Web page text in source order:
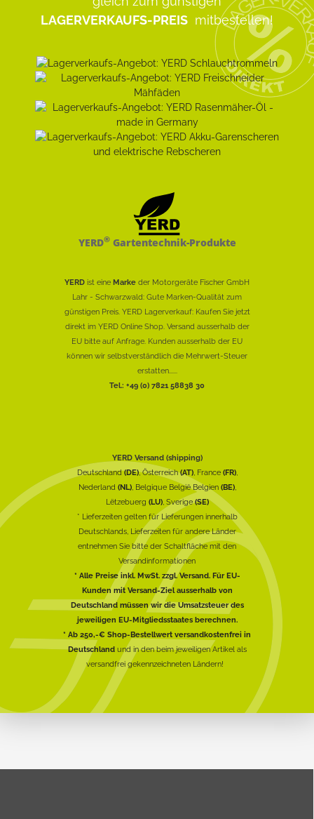
LAGERVERKAUFS-PREIS mitbestellen!
YERD®Gartentechnik-Produkte
YERD ist eine Marke der Motorgeräte Fischer GmbH
Lahr - Schwarzwald: Gute Marken-Qualität zum
günstigen Preis. YERD Lagerverkauf: Kaufen Sie jetzt
direkt im YERD Online Shop. Versand ausserhalb der
EU bitte auf Anfrage. Kunden ausserhalb der EU
können wir selbstverständlich die Mehrwert-Steuer
erstatten......
Tel.: +49 (0) 7821 58838 30
YERD Versand (shipping)
Deutschland(DE), Österreich(AT), France (FR),
Nederland (NL), Belgique België Belgien (BE),
Lëtzebuerg (LU), Sverige(SE)
* Lieferzeiten gelten für Lieferungen innerhalb
Deutschlands, Lieferzeiten für andere Länder
entnehmen Sie bitte der Schaltfläche mit den
Versandinformationen
* Alle Preise inkl. MwSt. zzgl. Versand. Für EU-
Kunden mit Versand-Ziel ausserhalb von
Deutschland müssen wir die Umsatzsteuer des
jeweiligen EU-Mitgliedsstaates berechnen.
* Ab 250,-€ Shop-Bestellwert versandkostenfrei in
Deutschlandund in den beim jeweiligen Artikel als
versandfrei gekennzeichneten Ländern!